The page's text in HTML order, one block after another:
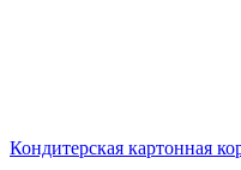
Кондитерская картонная